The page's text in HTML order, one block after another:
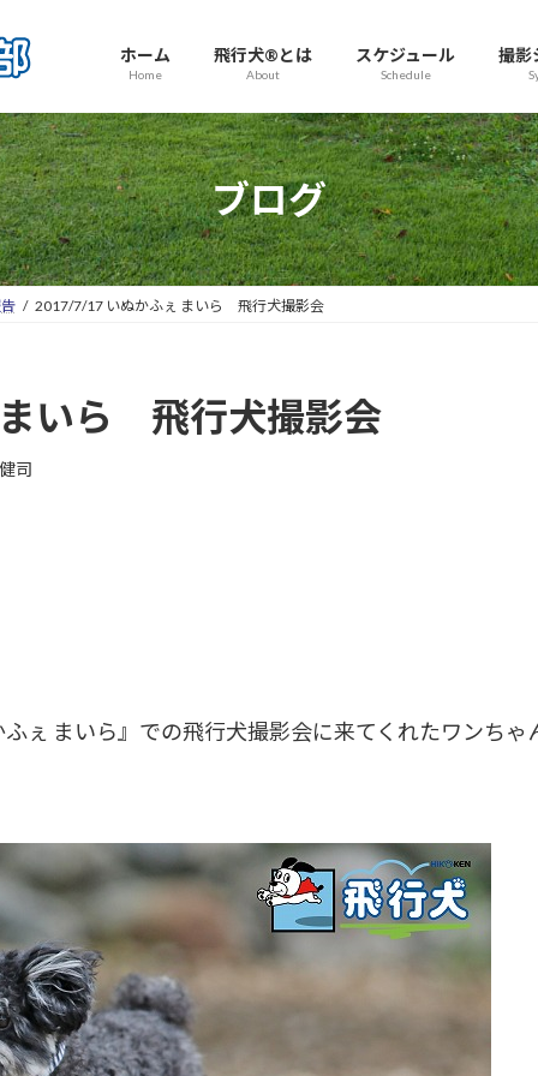
ホーム
Home
飛行犬®とは
About
スケジュール
Schedule
撮影
ブログ
2017/7/17 いぬかふぇ まいら 飛行犬撮影会
いら 飛行犬撮影会
司
ぇ まいら』での飛行犬撮影会に来てくれたワンちゃ